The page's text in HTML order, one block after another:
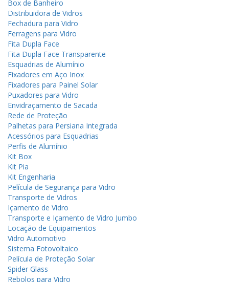
Box de Banheiro
Distribuidora de Vidros
Fechadura para Vidro
Ferragens para Vidro
Fita Dupla Face
Fita Dupla Face Transparente
Esquadrias de Alumínio
Fixadores em Aço Inox
Fixadores para Painel Solar
Puxadores para Vidro
Envidraçamento de Sacada
Rede de Proteção
Palhetas para Persiana Integrada
Acessórios para Esquadrias
Perfis de Alumínio
Kit Box
Kit Pia
Kit Engenharia
Película de Segurança para Vidro
Transporte de Vidros
Içamento de Vidro
Transporte e Içamento de Vidro Jumbo
Locação de Equipamentos
Vidro Automotivo
Sistema Fotovoltaico
Película de Proteção Solar
Spider Glass
Rebolos para Vidro